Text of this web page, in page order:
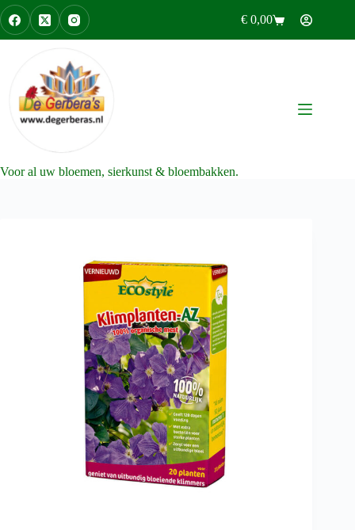
Ga
naar
de
Winkelwagen
€ 0,00
Voor al uw bloemen, sierkunst & bloembakken.